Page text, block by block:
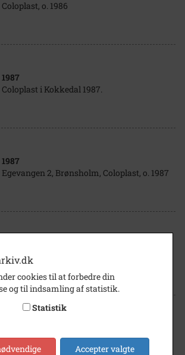
Coloplast, o. 1986
1987
Coloplast i Kokkedal 1987.
1987
Egevangen 2, Brønsholm, Coloplast, o. 1987
Syd for Coloplast, Humlebæk, o.1991
1983-1994.
cookies til at forbedre din
og til indsamling af statistik.
Statistik
Accepter valgte